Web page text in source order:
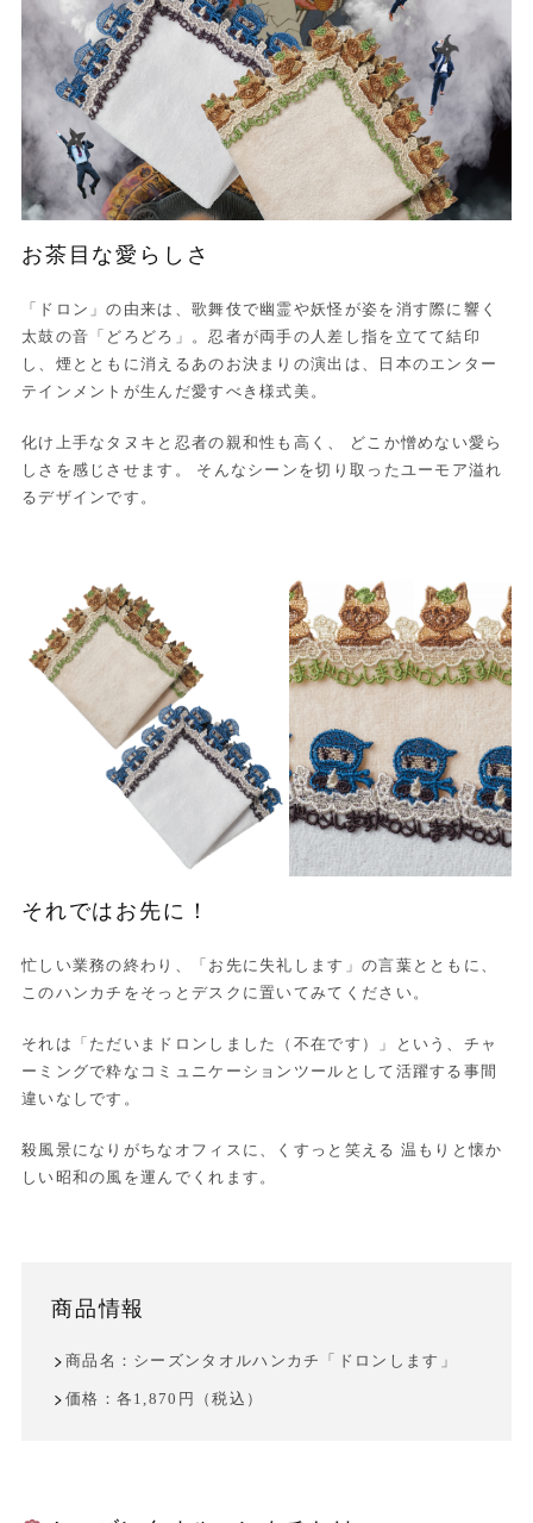
お茶目な愛らしさ
「ドロン」の由来は、歌舞伎で幽霊や妖怪が姿を消す際に響く
太鼓の音「どろどろ」。忍者が両手の人差し指を立てて結印
し、煙とともに消えるあのお決まりの演出は、日本のエンター
テインメントが生んだ愛すべき様式美。
化け上手なタヌキと忍者の親和性も高く、 どこか憎めない愛ら
しさを感じさせます。 そんなシーンを切り取ったユーモア溢れ
るデザインです。
それではお先に！
忙しい業務の終わり、「お先に失礼します」の言葉とともに、
このハンカチをそっとデスクに置いてみてください。
それは「ただいまドロンしました（不在です）」という、チャ
ーミングで粋なコミュニケーションツールとして活躍する事間
違いなしです。
殺風景になりがちなオフィスに、くすっと笑える 温もりと懐か
しい昭和の風を運んでくれます。
商品情報
商品名：シーズンタオルハンカチ「ドロンします」
価格：各1,870円（税込）